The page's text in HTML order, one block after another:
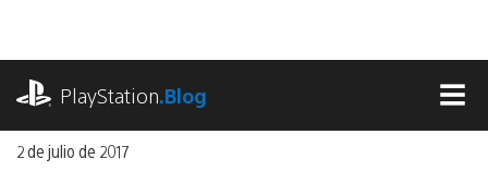
contenido
PlayStation.Blog
2 de julio de 2017